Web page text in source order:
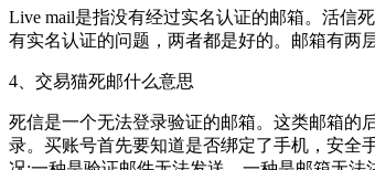
Live mail是指没有经过实名认证的邮箱。活信
有实名认证的问题，两者都是好的。邮箱有两
4、交易猫死邮什么意思
死信是一个无法登录验证的邮箱。这类邮箱的
录。买账号首先要知道是否绑定了手机，安全